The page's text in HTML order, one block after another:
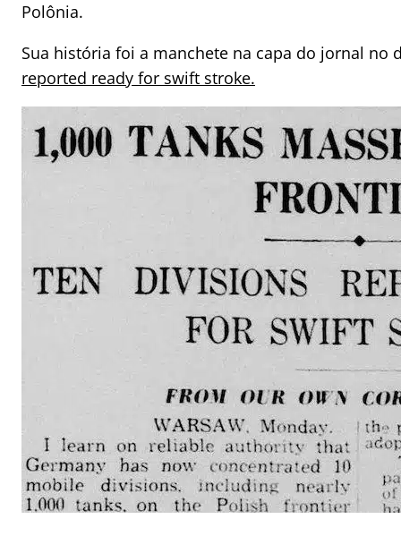
Polônia.
Sua história foi a manchete na capa do jornal no
reported ready for swift stroke.